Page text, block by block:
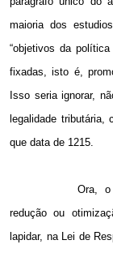
maioria dos
“objetivos da
fixadas, isto é,
Isso seria ignorar,
legalidade tributária,
que data de 1215.
Ora, o
redução ou
lapidar, na Lei de